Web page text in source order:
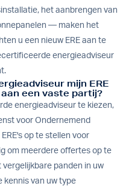
het aanbrengen van
— maken het
u een nieuw ERE aan te
energieadviseur
mijn ERE
een vaste partij?
energieadviseur te kiezen,
voor Ondernemend
op te stellen voor
om meerdere offertes op te
panden in uw
kennis van uw type